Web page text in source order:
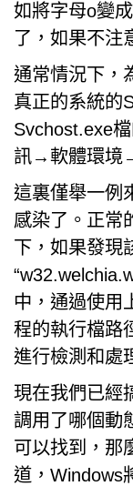
如將字母o變
了，如果不注
通常情況下，
真正的系統的
Svchost.exe
訊→軟體環境
這裏僅舉一例
感染了。正常
下，如果發現
中，通過使用
程的執行檔路
進行檢測和處
現在我們已經
調用了哪個動
可以找到，那
道，Windows